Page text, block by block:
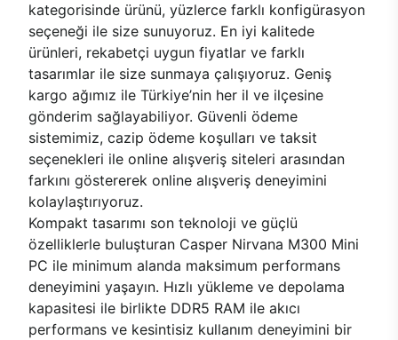
kategorisinde ürünü, yüzlerce farklı konfigürasyon
seçeneği ile size sunuyoruz. En iyi kalitede
ürünleri, rekabetçi uygun fiyatlar ve farklı
tasarımlar ile size sunmaya çalışıyoruz. Geniş
kargo ağımız ile Türkiye’nin her il ve ilçesine
gönderim sağlayabiliyor. Güvenli ödeme
sistemimiz, cazip ödeme koşulları ve taksit
seçenekleri ile online alışveriş siteleri arasından
farkını göstererek online alışveriş deneyimini
kolaylaştırıyoruz.
Kompakt tasarımı son teknoloji ve güçlü
özelliklerle buluşturan Casper Nirvana M300 Mini
PC ile minimum alanda maksimum performans
deneyimini yaşayın. Hızlı yükleme ve depolama
kapasitesi ile birlikte DDR5 RAM ile akıcı
performans ve kesintisiz kullanım deneyimini bir